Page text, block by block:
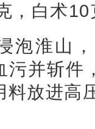
，白术
泡淮山
污并斩件
料放进高